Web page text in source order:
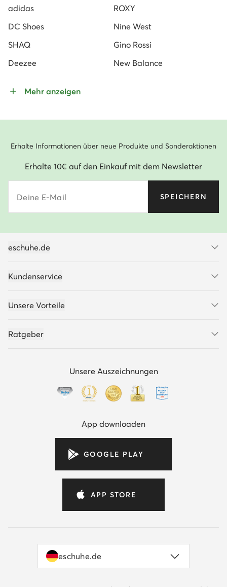
adidas
ROXY
DC Shoes
Nine West
SHAQ
Gino Rossi
Deezee
New Balance
Mehr anzeigen
Erhalte Informationen über neue Produkte und Sonderaktionen
Erhalte 10€ auf den Einkauf mit dem Newsletter
Deine E-Mail SPEICHERN
eschuhe.de
Kundenservice
Unsere Vorteile
Ratgeber
Unsere Auszeichnungen
App downloaden
GOOGLE PLAY
APP STORE
eschuhe.de